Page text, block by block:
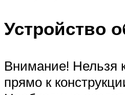
Устройство
Внимание! Нельзя
прямо к